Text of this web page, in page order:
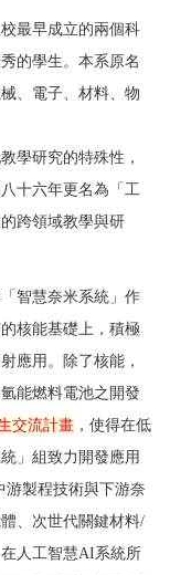
最早成立的兩個科
的學生。本系原名
、電子、材料、物
學研究的特殊性，
十六年更名為「工
跨領域教學與研
智慧奈米系統」作
核能基礎上，積極
應用。除了核能，
能燃料電池之開發
交流計畫 ，使得在低
」組致力開發應用
製程技術與下游奈
、次世代關鍵材料/
人工智慧AI系統所